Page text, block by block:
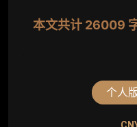
本文共计 26009
个人